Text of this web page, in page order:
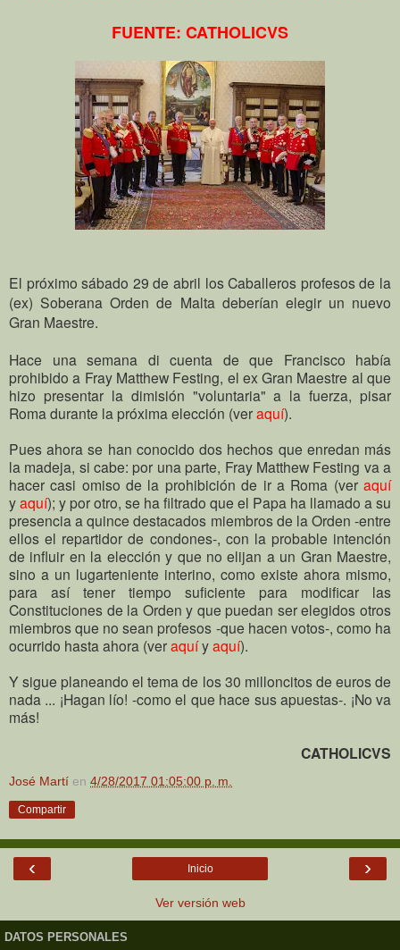
FUENTE: CATHOLICVS
El próximo sábado 29 de abril los Caballeros profesos de la
(ex) Soberana Orden de Malta deberían elegir un nuevo
Gran Maestre.
Hace una semana di cuenta de que Francisco había
prohibido a Fray Matthew Festing, el ex Gran Maestre al que
hizo presentar la dimisión "voluntaria" a la fuerza, pisar
Roma durante la próxima elección (veraquí).
Pues ahora se han conocido dos hechos que enredan más
la madeja, si cabe: por una parte, Fray Matthew Festing va a
hacer casi omiso de la prohibición de ir a Roma (ver aquí
yaquí); y por otro, se ha filtrado que el Papa ha llamado a su
presencia a quince destacados miembros de la Orden -entre
ellos el repartidor de condones-, con la probable intención
de influir en la elección y que no elijan a un Gran Maestre,
sino a un lugarteniente interino, como existe ahora mismo,
para así tener tiempo suficiente para modificar las
Constituciones de la Orden y que puedan ser elegidos otros
miembros que no sean profesos -que hacen votos-, como ha
ocurrido hasta ahora (veraquíyaquí).
Y sigue planeando el tema de los 30 milloncitos de euros de
nada ... ¡Hagan lío! -como el que hace sus apuestas-. ¡No va
más!
CATHOLICVS
José Martí en 4/28/2017 01:05:00 p. m.
Compartir
‹ ›
Inicio
Ver versión web
DATOS PERSONALES